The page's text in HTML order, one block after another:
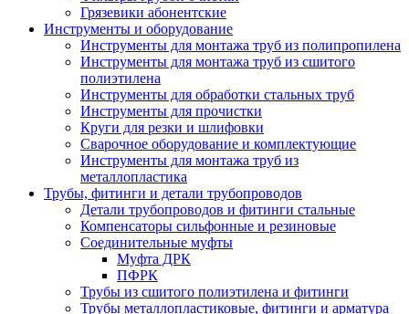
Грязевики абонентские
Инструменты и оборудование
Инструменты для монтажа труб из полипропилена
Инструменты для монтажа труб из сшитого
полиэтилена
Инструменты для обработки стальных труб
Инструменты для прочистки
Круги для резки и шлифовки
Сварочное оборудование и комплектующие
Инструменты для монтажа труб из
металлопластика
Трубы, фитинги и детали трубопроводов
Детали трубопроводов и фитинги стальные
Компенсаторы сильфонные и резиновые
Соединительные муфты
Муфта ДРК
ПФРК
Трубы из сшитого полиэтилена и фитинги
Трубы металлопластиковые, фитинги и арматура